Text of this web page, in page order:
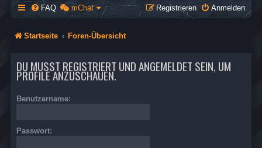
FAQ mChat Anmelden
Registrieren
Startseite Foren-Übersicht
DU MUSST REGISTRIERT UND ANGEMELDET SEIN, UM
PROFILE ANZUSCHAUEN.
Benutzername:
Passwort: